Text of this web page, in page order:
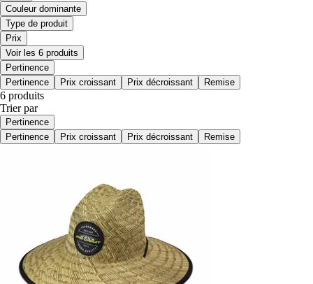
Couleur dominante
Type de produit
Prix
Voir les 6 produits
Pertinence
Pertinence
Prix croissant Prix décroissant Remise
6 produits
Trier par
Pertinence
Pertinence
Prix croissant Prix décroissant Remise